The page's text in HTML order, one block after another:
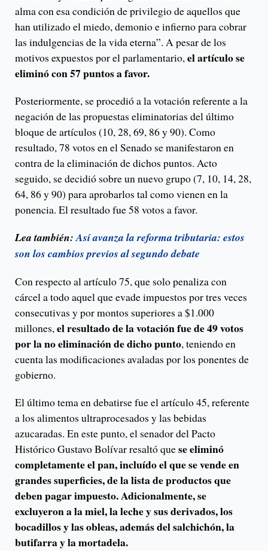
alma con esa condición de privilegio de aquellos que
han utilizado el miedo, demonio e infierno para cobrar
las indulgencias de la vida eterna”. A pesar de los
motivos expuestos por el parlamentario,el artículo se
eliminó con 57 puntos a favor.
Posteriormente, se procedió a la votación referente a la
negación de las propuestas eliminatorias del último
bloque de artículos (10, 28, 69, 86 y 90). Como
resultado, 78 votos en el Senado se manifestaron en
contra de la eliminación de dichos puntos. Acto
seguido, se decidió sobre un nuevo grupo (7, 10, 14, 28,
64, 86 y 90) para aprobarlos tal como vienen en la
ponencia. El resultado fue 58 votos a favor.
Lea también:Así avanza la reforma tributaria: estos
son los cambios previos al segundo debate
Con respecto al artículo 75, que solo penaliza con
cárcel a todo aquel que evade impuestos por tres veces
consecutivas y por montos superiores a $1.000
millones,el resultado de la votación fue de 49 votos
por la no eliminación de dicho punto, teniendo en
cuenta las modificaciones avaladas por los ponentes de
gobierno.
El último tema en debatirse fue el artículo 45, referente
a los alimentos ultraprocesados y las bebidas
azucaradas. En este punto, el senador del Pacto
Histórico Gustavo Bolívar resaltó quese eliminó
completamente el pan, incluído el que se vende en
grandes superficies, de la lista de productos que
deben pagar impuesto. Adicionalmente, se
excluyeron a la miel, la leche y sus derivados, los
bocadillos y las obleas, además del salchichón, la
butifarra y la mortadela.